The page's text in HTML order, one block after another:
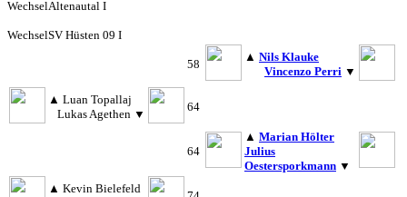
WechselAltenautal I
WechselSV Hüsten 09 I
58
▲ Nils Klauke
Vincenzo Perri ▼
▲ Luan Topallaj
Lukas Agethen ▼
64
64
▲ Marian Hölter
Julius
Oestersporkmann ▼
▲ Kevin Bielefeld